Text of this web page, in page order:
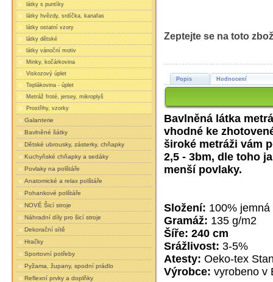
látky s puntíky
látky hvězdy, srdíčka, kanafas
látky ostatní vzory
látky dětské
látky vánoční motiv
Minky, kočárkovina
Viskozový úplet
Teplákovina - úplet
Metráž froté, jersey, mikroplyš
Prostřihy, vzorky
Galanterie
Bavlněné šátky
Dětské ubrousky, zásterky, chňapky
Kuchyňské chňapky a sedáky
Povlaky na polštáře
Anatomické a relax polštáře
Pohankové polštáře
NOVÉ Šicí stroje
Náhradní díly pro šicí stroje
Dekorační sítě
Hračky
Sportovní potřeby
Pyžama, župany, spodní prádlo
Reflexní prvky a doplňky
Zeptejte se na toto
Popis Hodnocení
Bavlněná látka
vhodné ke
široké metráži vám
2,5 - 3bm, dle toho
menší povlaky.
Složení: 100% jemná
Gramáž: 135 g/m2
Šíře: 240 cm
Srážlivost: 3-5%
Atesty: Oeko-tex
Výrobce: vyrobeno v